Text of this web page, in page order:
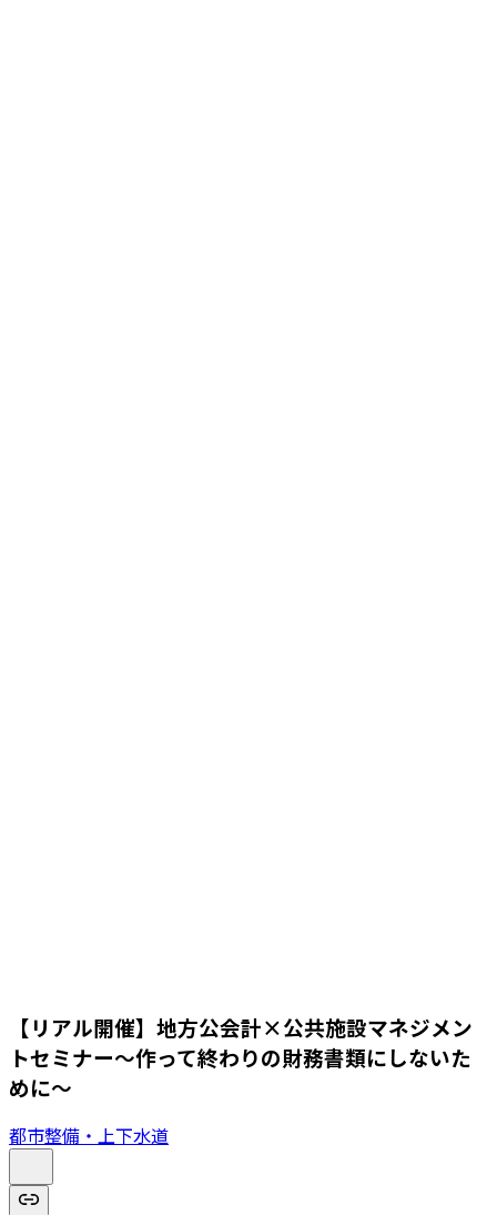
【リアル開催】地方公会計×公共施設マネジメン
トセミナー～作って終わりの財務書類にしないた
めに～
都市整備・上下水道